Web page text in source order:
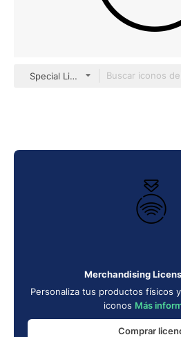
Special Lineal
Merchandising
Personaliza tus productos físicos
iconos Más
Comprar